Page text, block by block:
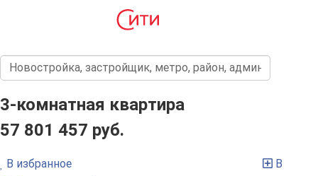
3-комнатная квартира
57 801 457 руб.
В избранное
В